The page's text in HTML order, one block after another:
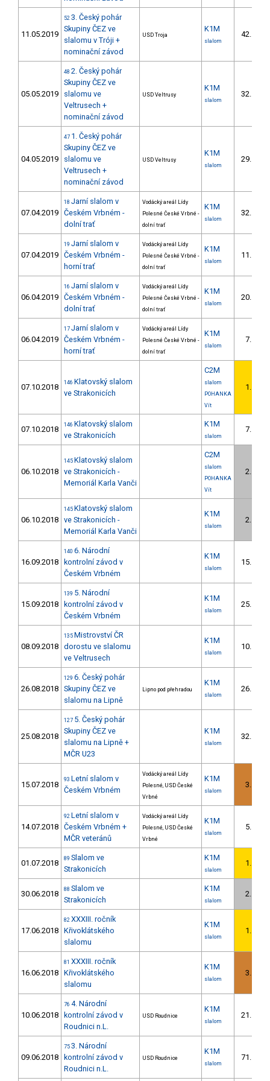
11.05.2019
52 3. Český pohár
Skupiny ČEZ ve
slalomu v Tróji +
nominační závod
USD Troja
K1M
slalom
42.
05.05.2019
48 2. Český pohár
Skupiny ČEZ ve
slalomu ve
Veltrusech +
nominační závod
USD Veltrusy
K1M
slalom
32.
04.05.2019
47 1. Český pohár
Skupiny ČEZ ve
slalomu ve
Veltrusech +
nominační závod
USD Veltrusy
K1M
slalom
29.
07.04.2019
18 Jarní slalom v
Českém Vrbném -
dolní trať
Vodácký areál Lídy
Polesné České Vrbné -
dolní trať
K1M
slalom
32.
07.04.2019
19 Jarní slalom v
Českém Vrbném -
horní trať
Vodácký areál Lídy
Polesné České Vrbné -
dolní trať
K1M
slalom
11.
06.04.2019
16 Jarní slalom v
Českém Vrbném -
dolní trať
Vodácký areál Lídy
Polesné České Vrbné -
dolní trať
K1M
slalom
20.
06.04.2019
17 Jarní slalom v
Českém Vrbném -
horní trať
Vodácký areál Lídy
Polesné České Vrbné -
dolní trať
K1M
slalom
7.
07.10.2018 146 Klatovský slalom
ve Strakonicích
C2M
slalom
POHANKA
Vít
1.
07.10.2018 146 Klatovský slalom
ve Strakonicích
K1M
slalom
7.
06.10.2018
145 Klatovský slalom
ve Strakonicích -
Memoriál Karla Vanči
C2M
slalom
POHANKA
Vít
2.
06.10.2018
145 Klatovský slalom
ve Strakonicích -
Memoriál Karla Vanči
K1M
slalom
2.
16.09.2018
140 6. Národní
kontrolní závod v
Českém Vrbném
K1M
slalom
15.
15.09.2018
139 5. Národní
kontrolní závod v
Českém Vrbném
K1M
slalom
25.
08.09.2018
135 Mistrovství ČR
dorostu ve slalomu
ve Veltrusech
K1M
slalom
10.
26.08.2018
129 6. Český pohár
Skupiny ČEZ ve
slalomu na Lipně
Lipno pod přehradou
K1M
slalom
26.
25.08.2018
127 5. Český pohár
Skupiny ČEZ ve
slalomu na Lipně +
MČR U23
K1M
slalom
32.
15.07.2018
93 Letní slalom v
Českém Vrbném
Vodácký areál Lídy
Polesné, USD České
Vrbné
K1M
slalom
3.
14.07.2018
92 Letní slalom v
Českém Vrbném +
MČR veteránů
Vodácký areál Lídy
Polesné, USD České
Vrbné
K1M
slalom
5.
01.07.2018 89 Slalom ve
Strakonicích
K1M
slalom
1.
30.06.2018 88 Slalom ve
Strakonicích
K1M
slalom
2.
17.06.2018
82 XXXIII. ročník
Křivoklátského
slalomu
K1M
slalom
1.
16.06.2018
81 XXXIII. ročník
Křivoklátského
slalomu
K1M
slalom
3.
10.06.2018
76 4. Národní
kontrolní závod v
Roudnici n.L.
USD Roudnice
K1M
slalom
21.
09.06.2018
75 3. Národní
kontrolní závod v
Roudnici n.L.
USD Roudnice
K1M
slalom
71.